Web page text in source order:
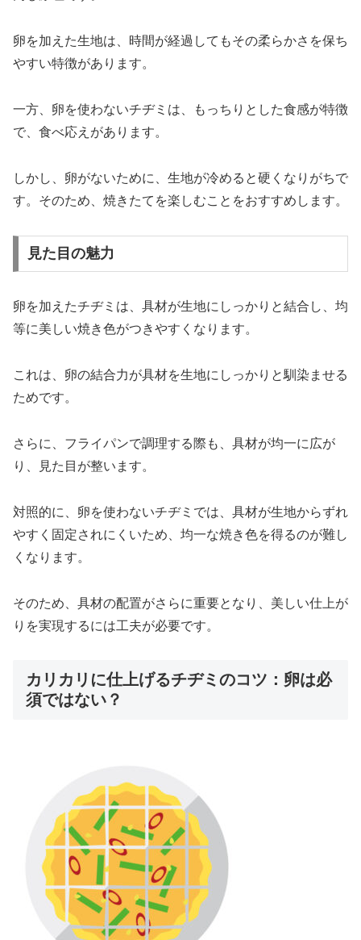
卵を加えた生地は、時間が経過してもその柔らかさを保ち
やすい特徴があります。
一方、卵を使わないチヂミは、もっちりとした食感が特徴
で、食べ応えがあります。
しかし、卵がないために、生地が冷めると硬くなりがちで
す。そのため、焼きたてを楽しむことをおすすめします。
見た目の魅力
卵を加えたチヂミは、具材が生地にしっかりと結合し、均
等に美しい焼き色がつきやすくなります。
これは、卵の結合力が具材を生地にしっかりと馴染ませる
ためです。
さらに、フライパンで調理する際も、具材が均一に広が
り、見た目が整います。
対照的に、卵を使わないチヂミでは、具材が生地からずれ
やすく固定されにくいため、均一な焼き色を得るのが難し
くなります。
そのため、具材の配置がさらに重要となり、美しい仕上が
りを実現するには工夫が必要です。
カリカリに仕上げるチヂミのコツ：卵は必
須ではない？